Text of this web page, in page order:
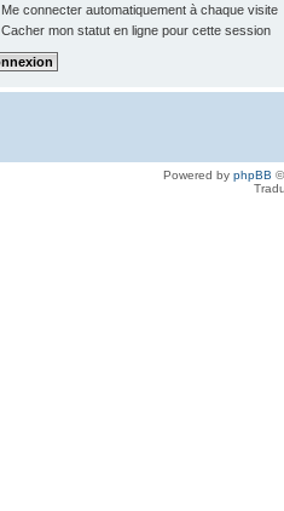
Me connecter automatiquement à chaque visite
Cacher mon statut en ligne pour cette session
Powered by phpBB